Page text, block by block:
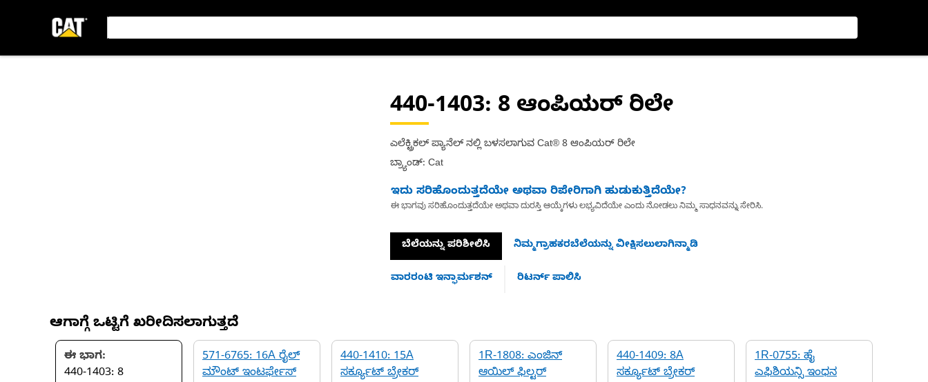
440-1403: 8 ಆಂಪಿಯರ್ ರಿಲೇ
ಎಲೆಕ್ಟ್ರಿಕಲ್ ಪ್ಯಾನೆಲ್ ನಲ್ಲಿ ಬಳಸಲಾಗುವ Cat® 8 ಆಂಪಿಯರ್ ರಿಲೇ
ಬ್ರ್ಯಾಂಡ್: Cat
ಇದು ಸರಿಹೊಂದುತ್ತದೆಯೇ ಅಥವಾ ರಿಪೇರಿಗಾಗಿ ಹುಡುಕುತ್ತಿದೆಯೇ?
ಈ ಭಾಗವು ಸರಿಹೊಂದುತ್ತದೆಯೇ ಅಥವಾ ದುರಸ್ತಿ ಆಯ್ಕೆಗಳು ಲಭ್ಯವಿದೆಯೇ ಎಂದು ನೋಡಲು ನಿಮ್ಮ ಸಾಧನವನ್ನು ಸೇರಿಸಿ.
ಬೆಲೆಯನ್ನು ಪರಿಶೀಲಿಸಿ ನಿಮ್ಮಗ್ರಾಹಕರಬೆಲೆಯನ್ನು ವೀಕ್ಷಿಸಲುಲಾಗಿನ್ಮಾಡಿ
ವಾರರಂಟಿ ಇನ್ಫಾರ್ಮಶನ್ ರಿಟರ್ನ್ ಪಾಲಿಸಿ
ಆಗಾಗ್ಗೆ ಒಟ್ಟಿಗೆ ಖರೀದಿಸಲಾಗುತ್ತದೆ
ಈ ಭಾಗ:
440-1403: 8
571-6765: 16A ರೈಲ್
ಮೌಂಟ್ ಇಂಟರ್ಫೇಸ್
440-1410: 15A
ಸರ್ಕ್ಯೂಟ್ ಬ್ರೇಕರ್
1R-1808: ಎಂಜಿನ್
ಆಯಿಲ್ ಫಿಲ್ಟರ್
440-1409: 8A
ಸರ್ಕ್ಯೂಟ್ ಬ್ರೇಕರ್
1R-0755: ಹೈ
ಎಫಿಶಿಯನ್ಸಿ ಇಂಧನ